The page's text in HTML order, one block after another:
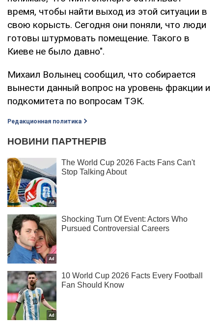
время, чтобы найти выход из этой ситуации в
свою корысть. Сегодня они поняли, что люди
готовы штурмовать помещение. Такого в
Киеве не было давно".
Михаил Волынец сообщил, что собирается
вынести данный вопрос на уровень фракции и
подкомитета по вопросам ТЭК.
Редакционная политика